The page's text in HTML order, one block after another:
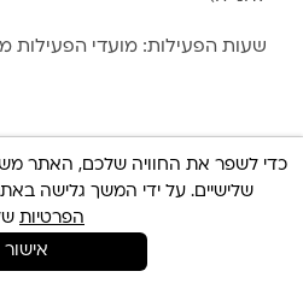
LA LUNA HOME
שעות הפעילות: מועדי
© כל הזכויות שמורות 2025 Built By
שלישיים. על ידי המשך גלישה
הפרטיות
אישור
צריכה עזרה ?